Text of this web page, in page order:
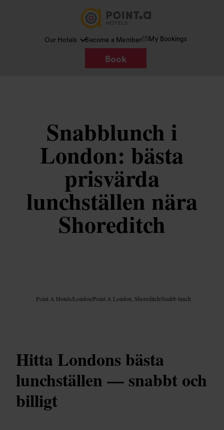
Our Hotels Become a Member My Bookings
Book
Snabblunch i
London: bästa
prisvärda
lunchställen nära
Shoreditch
Point A Hotels/London/Point A London, Shoreditch/Snabb lunch
Hitta Londons bästa
lunchställen — snabbt och
billigt